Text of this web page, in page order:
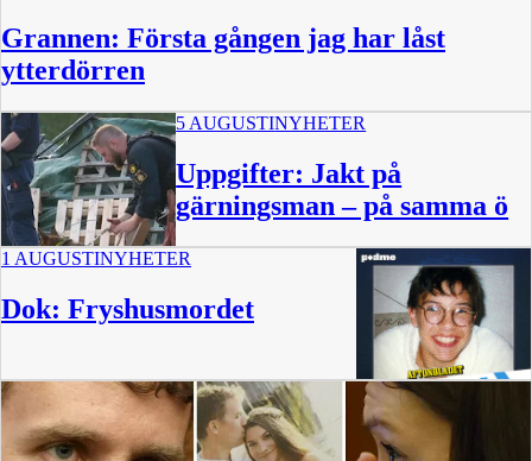
Grannen: Första gången jag har låst
ytterdörren
0:33
5 AUGUSTINYHETER
Uppgifter: Jakt på
gärningsman – på samma ö
1 AUGUSTINYHETER
Dok: Fryshusmordet
53 min